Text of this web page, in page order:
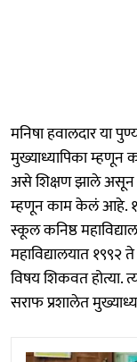
मनिषा हवालदार या
मुख्याध्यापिका म्हणून
असे शिक्षण झाले असून
म्हणून काम केलं आहे.
स्कूल कनिष्ठ
महाविद्यालयात १९९२
विषय शिकवत होत्या.
सराफ प्रशालेत